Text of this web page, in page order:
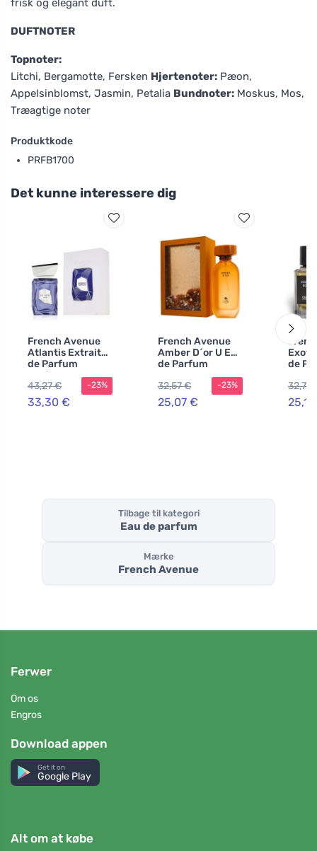
DUFTNOTER
Topnoter:
Litchi, Bergamotte, Fersken Hjertenoter: Pæon,
Appelsinblomst, Jasmin, Petalia Bundnoter: Moskus, Mos,
Træagtige noter
Produktkode
PRFB1700
Det kunne interessere dig
French Avenue
Atlantis Extrait
de Parfum
parfumeekstrakt
unisex
43,27 €
33,30 €
-23%
French Avenue
Amber D´or U Eau
de Parfum
32,57 €
25,07 €
-23%
de
32,72
Tilbage til kategori
Eau de parfum
Mærke
French Avenue
Ferwer
Om os
Engros
Download appen
Get it on
Google Play
Alt om at købe